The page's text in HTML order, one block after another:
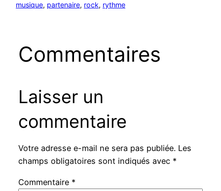
musique, partenaire, rock, rythme
Commentaires
Laisser un
commentaire
Votre adresse e-mail ne sera pas publiée. Les
champs obligatoires sont indiqués avec *
Commentaire *